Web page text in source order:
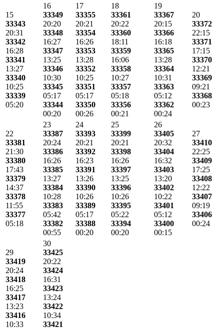
15
33343
20:31
33342
16:28
33341
13:27
33340
10:25
33339
05:20
16
33349
20:20
33348
16:27
33347
13:25
33346
10:30
33345
05:17
33344
00:20
17
33355
20:21
33354
16:26
33353
13:28
33352
10:25
33351
05:17
33350
00:26
18
33361
20:22
33360
18:11
33359
16:06
33358
10:27
33357
05:18
33356
00:21
19
33367
20:15
33366
16:18
33365
13:28
33364
10:31
33363
05:12
33362
00:24
20
33372
22:15
33371
17:15
33370
12:21
33369
09:21
33368
00:23
22
33381
21:30
33380
17:43
33379
14:37
33378
11:55
33377
05:18
23
33387
20:24
33386
16:26
33385
13:27
33384
10:28
33383
05:42
33382
00:55
24
33393
20:21
33392
16:23
33391
13:26
33390
10:26
33389
05:17
33388
00:20
25
33399
20:21
33398
16:26
33397
13:25
33396
10:26
33395
05:22
33394
00:20
26
33405
20:32
33404
16:32
33403
13:20
33402
10:22
33401
05:12
33400
00:15
27
33410
22:25
33409
17:25
33408
12:22
33407
09:19
33406
00:24
29
33419
20:24
33418
16:25
33417
13:23
33416
10:33
30
33425
20:22
33424
16:31
33423
13:24
33422
10:34
33421